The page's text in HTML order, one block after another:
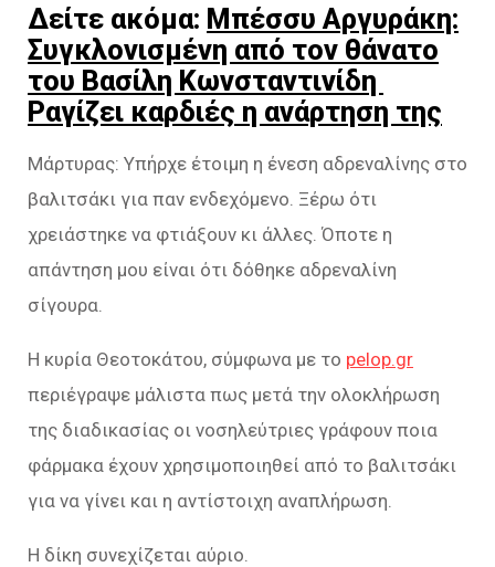
Δείτε ακόμα: Μπέσσυ Αργυράκη:
Συγκλονισμένη από τον θάνατο
του Βασίλη Κωνσταντινίδη
Ραγίζει καρδιές η ανάρτηση της
Μάρτυρας: Υπήρχε έτοιμη η ένεση αδρεναλίνης στο
βαλιτσάκι για παν ενδεχόμενο. Ξέρω ότι
χρειάστηκε να φτιάξουν κι άλλες. Όποτε η
απάντηση μου είναι ότι δόθηκε αδρεναλίνη
σίγουρα.
Η κυρία Θεοτοκάτου, σύμφωνα με το pelop.gr
περιέγραψε μάλιστα πως μετά την ολοκλήρωση
της διαδικασίας οι νοσηλεύτριες γράφουν ποια
φάρμακα έχουν χρησιμοποιηθεί από το βαλιτσάκι
για να γίνει και η αντίστοιχη αναπλήρωση.
Η δίκη συνεχίζεται αύριο.